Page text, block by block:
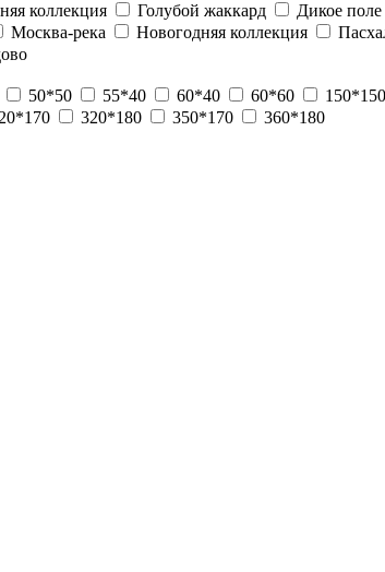
коллекция Голубой жаккард Дикое поле
Москва-река Новогодняя коллекция
50*50 55*40 60*40 60*60 150*150
320*180 350*170 360*180